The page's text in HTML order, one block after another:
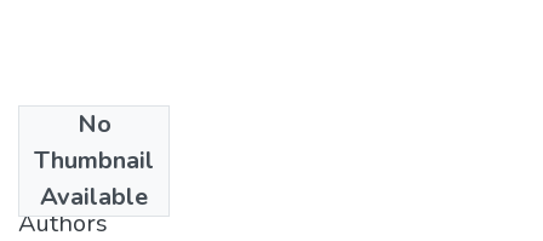
No
Thumbnail
Available
2021
Authors